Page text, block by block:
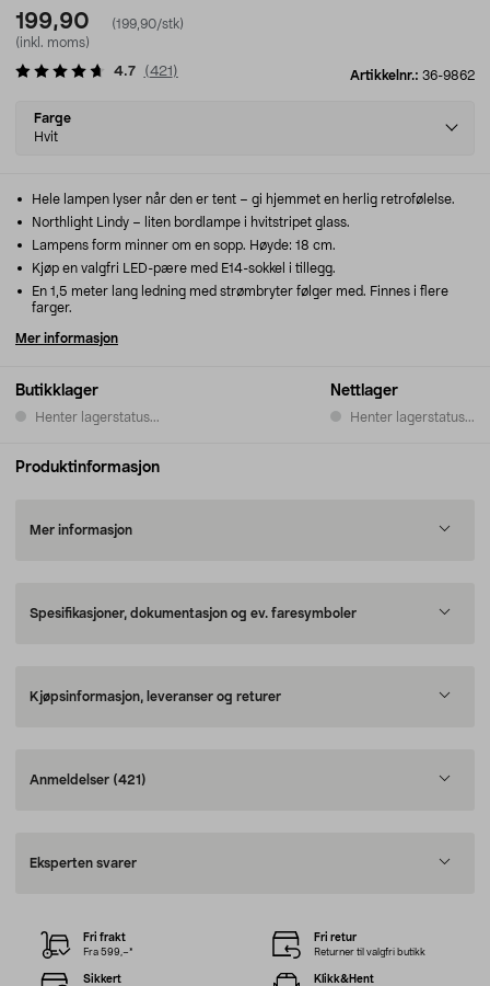
199,90
(199,90/stk)
(inkl. moms)
Artikkelnr.: 36-9862
4.7 (421 )
Select
variant
Farge
Hvit
Butikklager
Henter lagerstatus...
Nettlager
Henter lagerstatus...
Hele lampen lyser når den er tent – gi hjemmet en herlig retrofølelse.
Northlight Lindy – liten bordlampe i hvitstripet glass.
Lampens form minner om en sopp. Høyde: 18 cm.
Kjøp en valgfri LED-pære med E14-sokkel i tillegg.
En 1,5 meter lang ledning med strømbryter følger med. Finnes i flere
farger.
Mer informasjon
Produktinformasjon
Mer informasjon
Spesifikasjoner, dokumentasjon og ev. faresymboler
Kjøpsinformasjon, leveranser og returer
Anmeldelser (421)
Eksperten svarer
Fri frakt
Fra 599,–*
Fri retur
Returner til valgfri butikk
Sikkert Klikk&Hent